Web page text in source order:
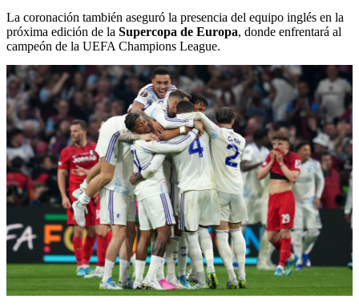
La coronación también aseguró la presencia del equipo inglés en la
próxima edición de la Supercopa de Europa, donde enfrentará al
campeón de la UEFA Champions League.